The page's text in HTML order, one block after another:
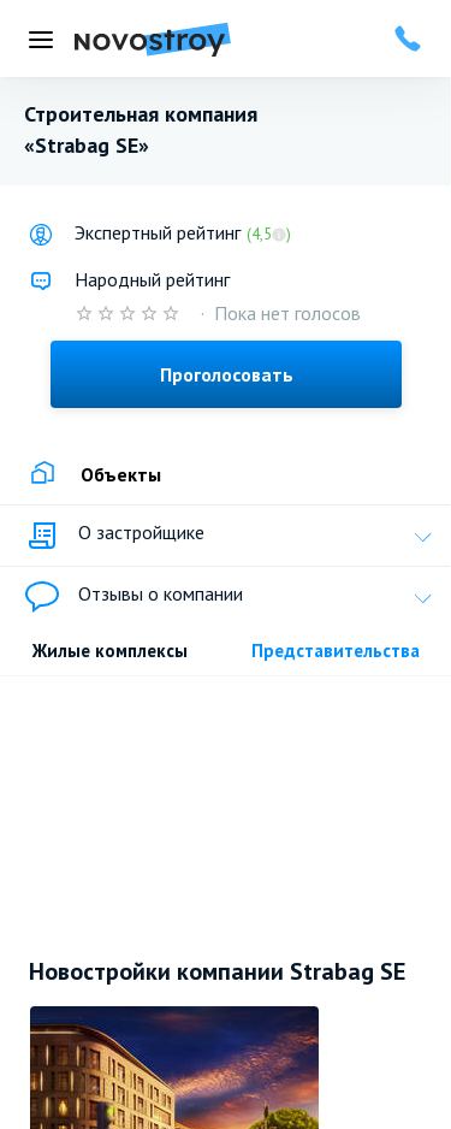
Меню
Строительная компания
«Strabag SE»
Экспертный рейтинг (4,5 )
Народный рейтинг
· Пока нет голосов
Проголосовать
Объекты
О застройщике
Отзывы о компании
Жилые комплексы Представительства
Новостройки компании Strabag SE